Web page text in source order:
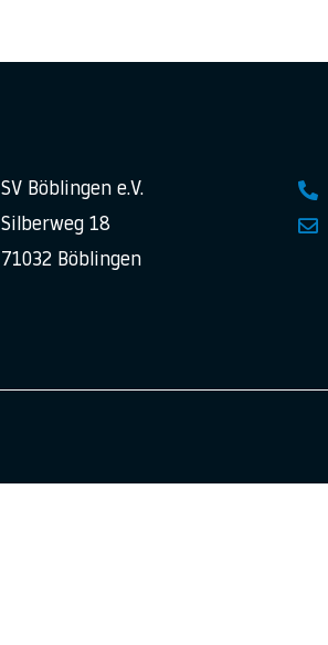
SV Böblingen e.V.
Silberweg 18
71032 Böblingen